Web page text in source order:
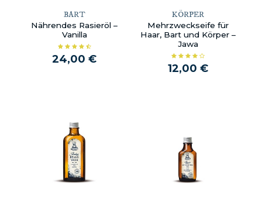
BART
Nährendes Rasieröl –
Vanilla
24,00 €
KÖRPER
Mehrzweckseife für
Haar, Bart und Körper –
Jawa
12,00 €